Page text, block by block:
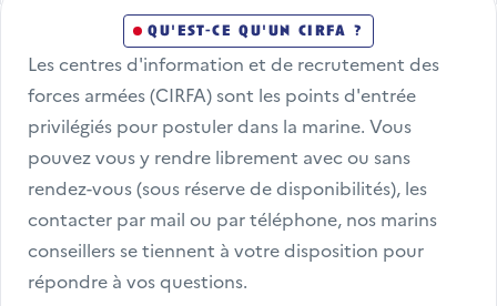
qu'est-ce qu'un cirfa ?
Les centres d'information et de recrutement des
forces armées (CIRFA) sont les points d'entrée
privilégiés pour postuler dans la marine. Vous
pouvez vous y rendre librement avec ou sans
rendez-vous (sous réserve de disponibilités), les
contacter par mail ou par téléphone, nos marins
conseillers se tiennent à votre disposition pour
répondre à vos questions.